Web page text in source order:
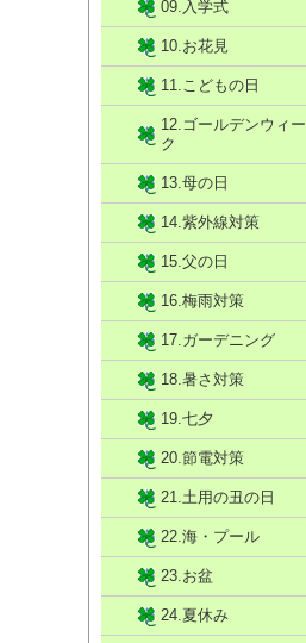
09.入学式
10.お花見
11.こどもの日
12.ゴールデンウィー
ク
13.母の日
14.紫外線対策
15.父の日
16.梅雨対策
17.ガーデニング
18.暑さ対策
19.七夕
20.節電対策
21.土用の丑の日
22.海・プール
23.お盆
24.夏休み